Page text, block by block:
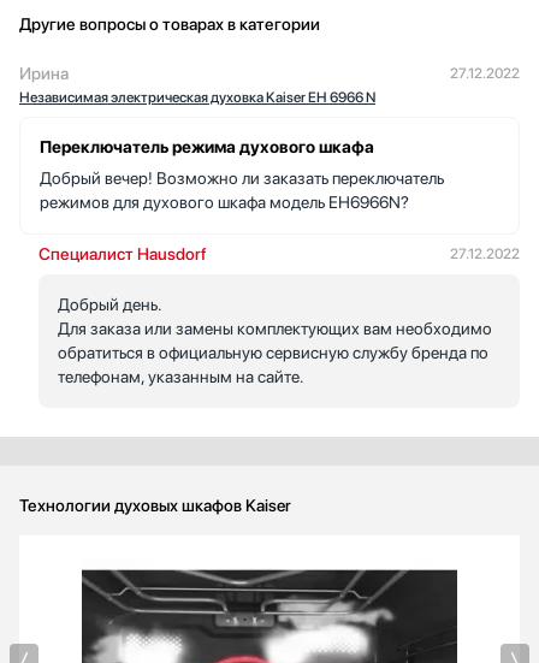
жарки жир легко уходит с поверхности. В комплекте вертел,
готовить разные блюда без дополнительных покупок. Были и
небольшие сомнения по дизайну, но цвет и ручка подходят к
выполняет свои функции стабильно. Я доволен покупкой.
Другие вопросы о товарах в категории
Ирина
Независимая электрическая духовка Kaiser EH 6966 N
27.12.2022
Переключатель режима духового шкафа
Добрый вечер! Возможно ли заказать переключатель
режимов для духового шкафа модель ЕН6966N?
Специалист Hausdorf 27.12.2022
Добрый день.
Для заказа или замены комплектующих вам необходимо
обратиться в официальную сервисную службу бренда по
телефонам, указанным на сайте.
Технологии духовых шкафов Kaiser